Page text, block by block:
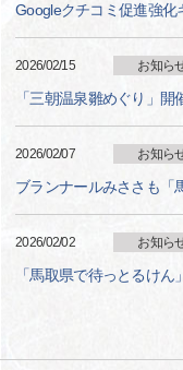
Googleクチコミ促進強化
2026/02/15 お知ら
「三朝温泉雛めぐり」開
2026/02/07 お知ら
ブランナールみささも「
2026/02/02 お知ら
「馬取県で待っとるけ